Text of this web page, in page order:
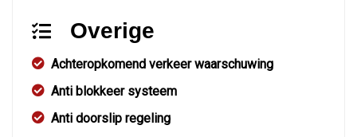
Overige
Achteropkomend verkeer waarschuwing
Anti blokkeer systeem
Anti doorslip regeling